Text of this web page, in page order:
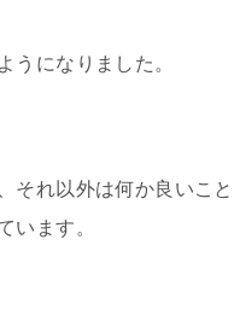
うになりました。
それ以外は何か良いこと
います。